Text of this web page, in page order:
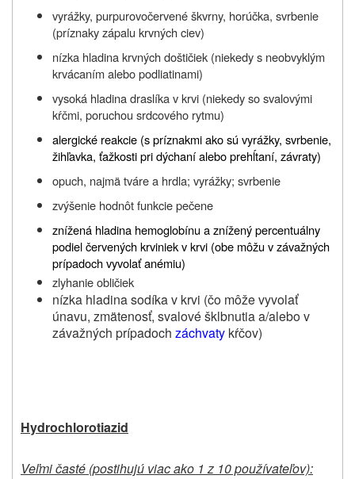
vyrážky, purpurovočervené škvrny, horúčka, svrbenie
(príznaky zápalu krvných ciev)
nízka hladina krvných doštičiek (niekedy s neobvyklým
krvácaním alebo podliatinami)
vysoká hladina draslíka v krvi (niekedy so svalovými
kŕčmi, poruchou srdcového rytmu)
alergické reakcie (s príznakmi ako sú vyrážky, svrbenie,
žihľavka, ťažkosti pri dýchaní alebo prehĺtaní, závraty)
opuch, najmä tváre a hrdla; vyrážky; svrbenie
zvýšenie hodnôt funkcie pečene
znížená hladina hemoglobínu a znížený percentuálny
podiel červených krviniek v krvi (obe môžu v závažných
prípadoch vyvolať anémiu)
zlyhanie obličiek
nízka hladina sodíka v krvi (čo môže vyvolať
únavu, zmätenosť, svalové šklbnutia a/alebo v
závažných prípadoch záchvaty kŕčov)
Hydrochlorotiazid
Veľmi časté (postihujú viac ako 1 z 10 používateľov):